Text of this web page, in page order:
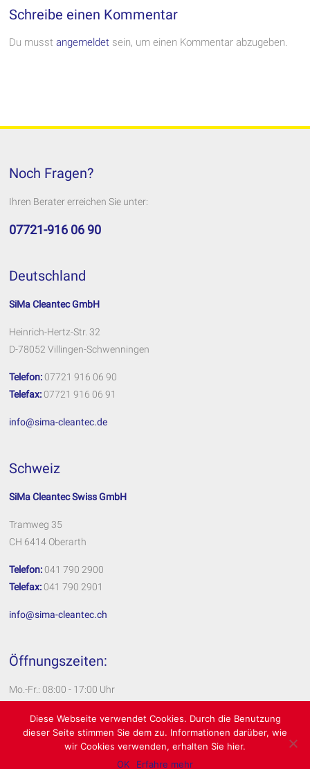
Schreibe einen Kommentar
Du musstangemeldet sein, um einen Kommentar abzugeben.
Noch Fragen?
Ihren Berater erreichen Sie unter:
07721-916 06 90
Deutschland
SiMa Cleantec GmbH
Heinrich-Hertz-Str. 32
D-78052 Villingen-Schwenningen
Telefon: 07721 916 06 90
Telefax: 07721 916 06 91
info@sima-cleantec.de
Schweiz
SiMa Cleantec Swiss GmbH
Tramweg 35
CH 6414 Oberarth
Telefon: 041 790 2900
Telefax: 041 790 2901
info@sima-cleantec.ch
Öffnungszeiten:
Mo.-Fr.: 08:00 - 17:00 Uhr
Impressum
Datenschutzerklärung
Diese Webseite verwendet Cookies. Durch die Benutzung
dieser Seite stimmen Sie dem zu. Informationen darüber, wie
wir Cookies verwenden, erhalten Sie hier.
OK
Erfahre mehr